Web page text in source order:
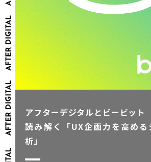
アフターデジタルとビービット
読み解く「UX企画力を高め
析」